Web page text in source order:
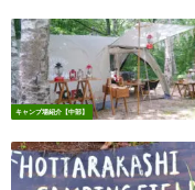
キャンプ場紹介【中部】